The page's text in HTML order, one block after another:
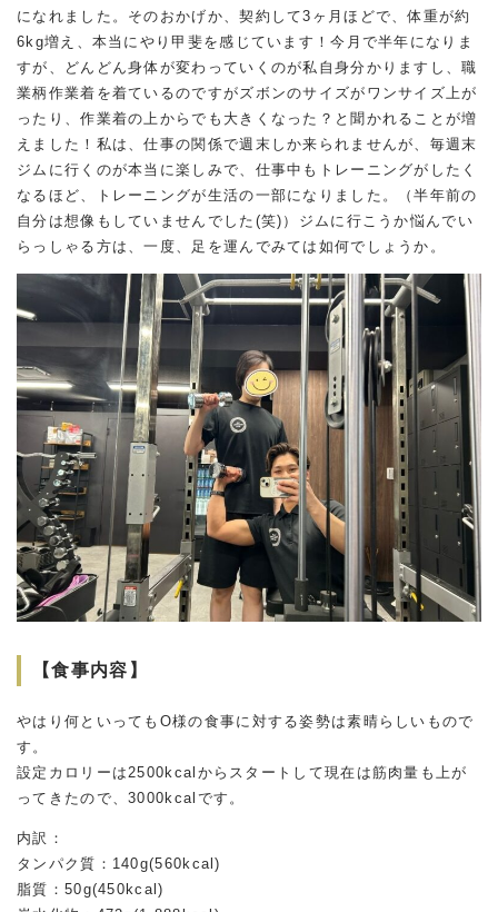
になれました。そのおかげか、契約して3ヶ月ほどで、体重が約
6kg増え、本当にやり甲斐を感じています！今月で半年になりま
すが、どんどん身体が変わっていくのが私自身分かりますし、職
業柄作業着を着ているのですがズボンのサイズがワンサイズ上が
ったり、作業着の上からでも大きくなった？と聞かれることが増
えました！私は、仕事の関係で週末しか来られませんが、毎週末
ジムに行くのが本当に楽しみで、仕事中もトレーニングがしたく
なるほど、トレーニングが生活の一部になりました。（半年前の
自分は想像もしていませんでした(笑)）ジムに行こうか悩んでい
らっしゃる方は、一度、足を運んでみては如何でしょうか。
【食事内容】
やはり何といってもO様の食事に対する姿勢は素晴らしいもので
す。
設定カロリーは2500kcalからスタートして現在は筋肉量も上が
ってきたので、3000kcalです。
内訳：
タンパク質：140g(560kcal)
脂質：50g(450kcal)